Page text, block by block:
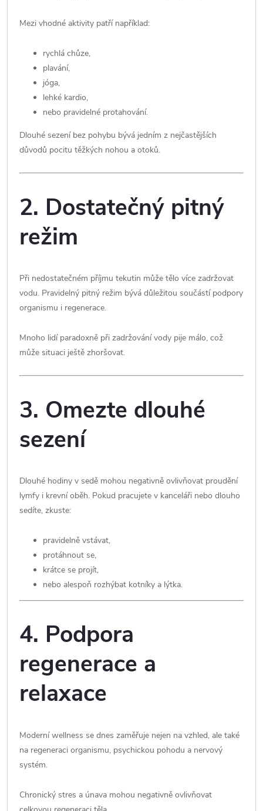
Mezi vhodné aktivity patří například:
rychlá chůze,
plavání,
jóga,
lehké kardio,
nebo pravidelné protahování.
Dlouhé sezení bez pohybu bývá jedním z nejčastějších
důvodů pocitu těžkých nohou a otoků.
2. Dostatečný pitný
režim
Při nedostatečném příjmu tekutin může tělo více zadržovat
vodu. Pravidelný pitný režim bývá důležitou součástí podpory
organismu i regenerace.
Mnoho lidí paradoxně při zadržování vody pije málo, což
může situaci ještě zhoršovat.
3. Omezte dlouhé
sezení
Dlouhé hodiny v sedě mohou negativně ovlivňovat proudění
lymfy i krevní oběh. Pokud pracujete v kanceláři nebo dlouho
sedíte, zkuste:
pravidelně vstávat,
protáhnout se,
krátce se projít,
nebo alespoň rozhýbat kotníky a lýtka.
4. Podpora
regenerace a
relaxace
Moderní wellness se dnes zaměřuje nejen na vzhled, ale také
na regeneraci organismu, psychickou pohodu a nervový
systém.
Chronický stres a únava mohou negativně ovlivňovat